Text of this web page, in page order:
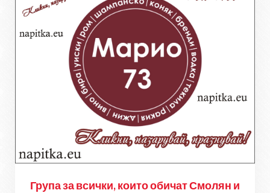
Група за всички, които обичат Смолян и